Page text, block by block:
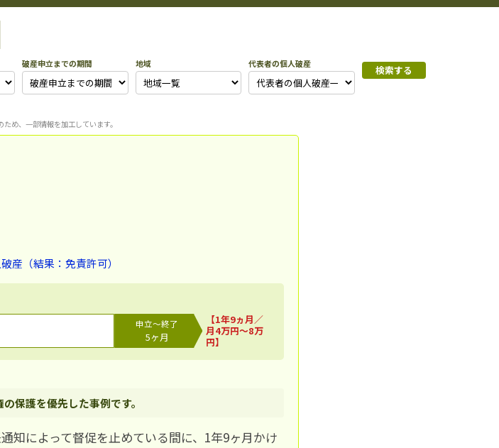
破産申立までの期間 地域 代表者の個人破産
め、一部情報を加工しています。
産（結果：免責許可）
申立～終了
5ヶ月
【1年9ヵ月／
月4万円～8万
円】
保護を優先した事例です。
知によって督促を止めている間に、1年9ヶ月かけ